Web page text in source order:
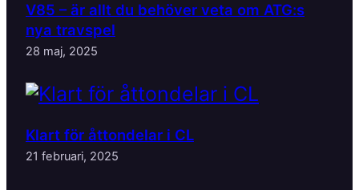
V85 – är allt du behöver veta om ATG:s
nya travspel
28 maj, 2025
Klart för åttondelar i CL
21 februari, 2025